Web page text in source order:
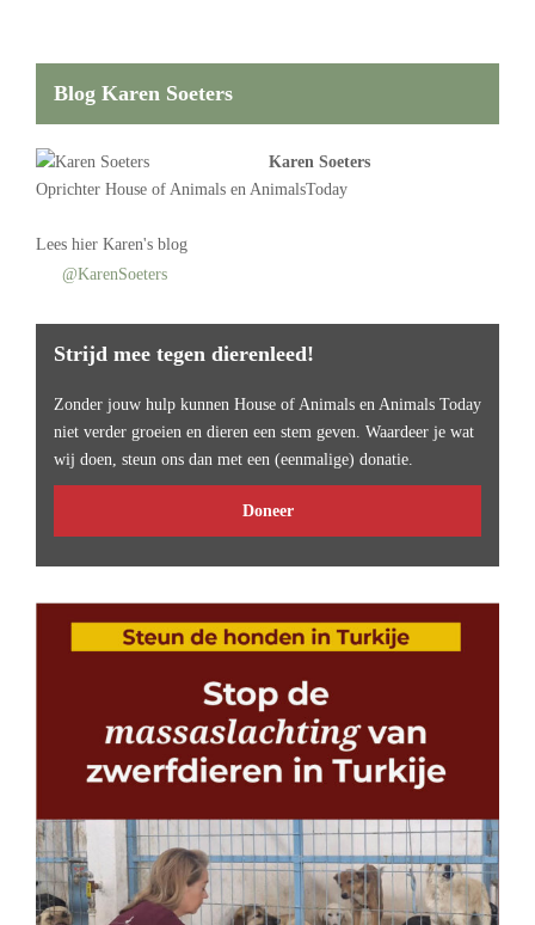
Blog Karen Soeters
Karen Soeters
Oprichter House of Animals en AnimalsToday
Lees hier Karen's blog
@KarenSoeters
Strijd mee tegen dierenleed!
Zonder jouw hulp kunnen House of Animals en Animals Today
niet verder groeien en dieren een stem geven. Waardeer je wat
wij doen, steun ons dan met een (eenmalige) donatie.
Doneer